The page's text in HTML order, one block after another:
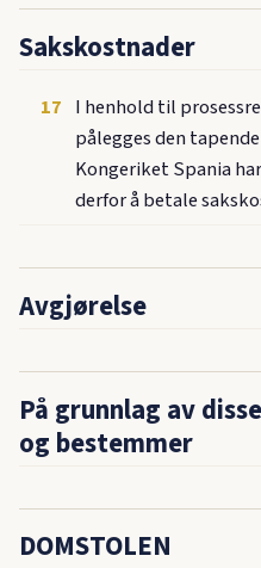
Sakskostnader
17 I henhold til
pålegges den
Kongeriket Spania
derfor å betale
Avgjørelse
På grunnlag av
og bestemmer
DOMSTOLEN